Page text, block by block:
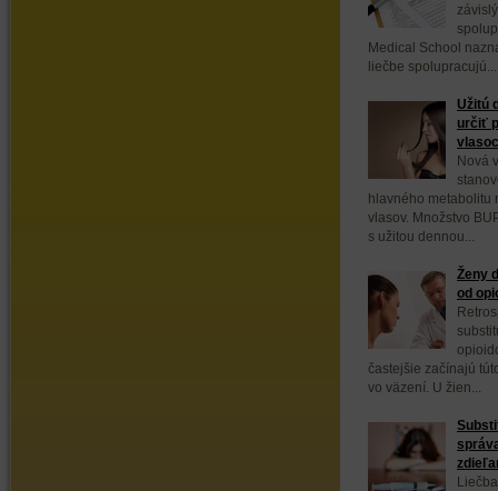
Medical School
liečbe spolupracujú...
Užitú
určiť
Nová
hlavného metabolitu
vlasov. Množstvo
s užitou dennou...
Ženy
od
častejšie začínajú
vo väzení. U žien...